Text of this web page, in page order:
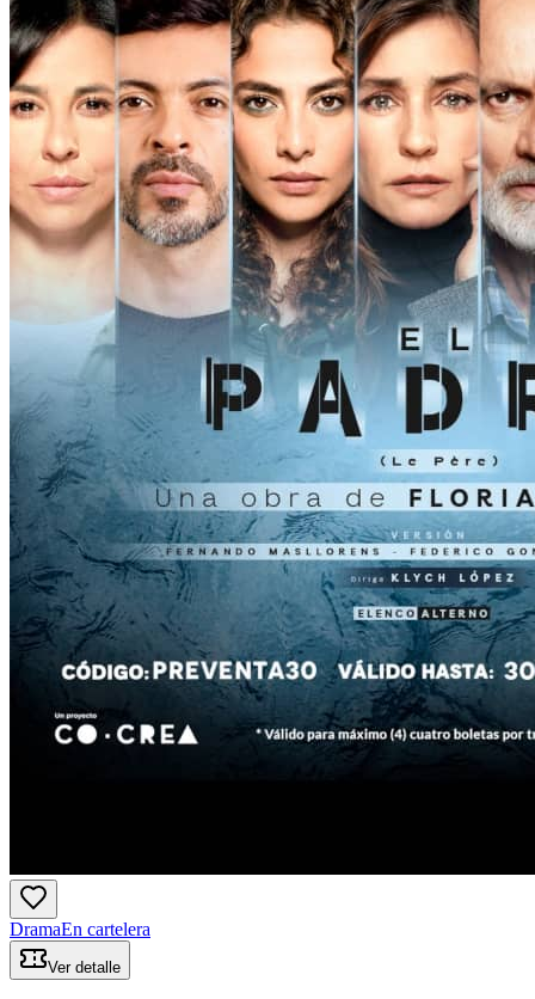
DramaEn cartelera
Ver detalle